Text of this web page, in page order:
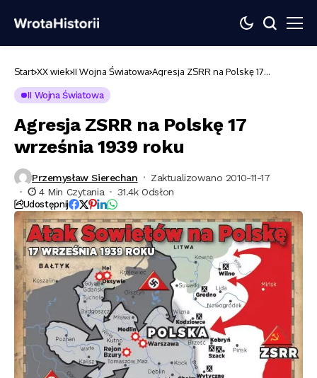
Start XX wiek II Wojna Światowa Agresja ZSRR na Polskę 17
II Wojna Światowa
Agresja ZSRR na Polskę 17
września 1939 roku
Przemysław Sierechan
Zaktualizowano 2010-11-17
4 Min Czytania
31.4k Odsłon
Udostępnij